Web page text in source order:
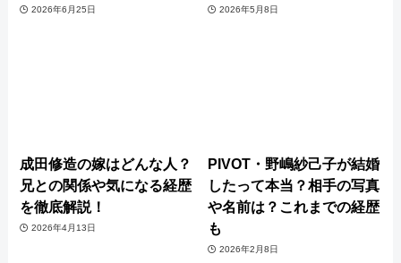
2026年6月25日 2026年5月8日
成田修造の嫁はどんな人？
兄との関係や気になる経歴
を徹底解説！
2026年4月13日
PIVOT・野嶋紗己子が結婚
したって本当？相手の写真
や名前は？これまでの経歴
も
2026年2月8日